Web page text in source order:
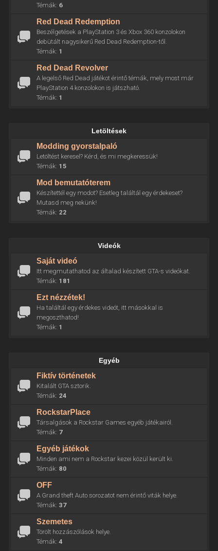
Témák: 6
Red Dead Redemption
Beszélgetések a PlayStation 3 és Xbox 360 konzolokon
debütált nagysikerű Red Dead Redemption-től.
Témák: 1
Red Dead Revolver
A legelső Red Dead játékot érintő témák, mely most már
PlayStation 4 konzolokon is játszható.
Témák: 1
Letöltések
Modding gyorstalpaló
Letöltést keresel? Kérd, és mi megkeressük!
Témák: 15
Mod bemutatóterem
Készítettél egy modot? Esetleg találtál egy érdekeset?
Mutasd meg nekünk!
Témák: 22
Videók
Saját videó
Itt megmutathatod az általad készített GTA-s videókat.
Témák: 181
Ezt nézzétek!
Ha találtál egy érdekes videót, itt másokkal is
megoszthatod!
Témák: 1
Egyéb
Fiktív történetek
Kitalált GTA sztorik.
Témák: 24
RockstarPlace
Társalgások a Rockstar Games egyéb játékairól.
Témák: 7
Egyéb játékok
Minden ami nem a Rockstar kezei közül került ki.
Témák: 80
OFF
A Grand theft Auto sorozatot nem érintő viták helye.
Témák: 37
Szemetes
Törölt hozzászólások helye.
Témák: 4